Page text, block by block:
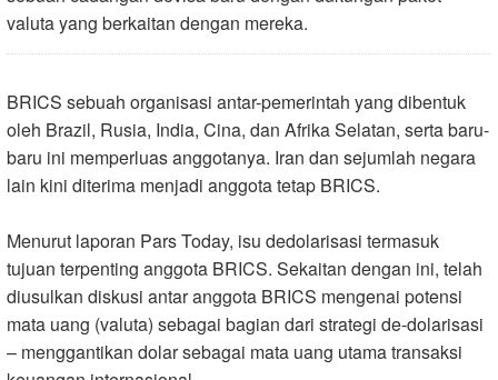
valuta yang berkaitan dengan mereka.
BRICS sebuah organisasi antar-pemerintah yang dibentuk
oleh Brazil, Rusia, India, Cina, dan Afrika Selatan, serta baru-
baru ini memperluas anggotanya. Iran dan sejumlah negara
lain kini diterima menjadi anggota tetap BRICS.
Menurut laporan Pars Today, isu dedolarisasi termasuk
tujuan terpenting anggota BRICS. Sekaitan dengan ini, telah
diusulkan diskusi antar anggota BRICS mengenai potensi
mata uang (valuta) sebagai bagian dari strategi de-dolarisasi
– menggantikan dolar sebagai mata uang utama transaksi